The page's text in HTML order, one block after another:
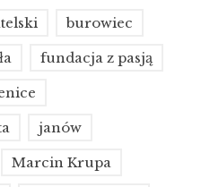
burowiec
fundacja z pasją
janów
Marcin Krupa